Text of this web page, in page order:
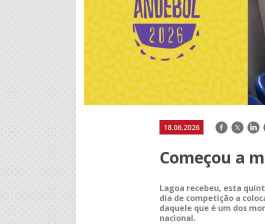
18.06.2026 Facebook
Twitter
Começou a
Lagoa recebeu, esta
dia de competição a
daquele que é um dos
nacional.